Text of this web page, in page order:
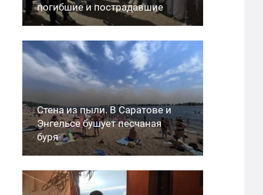
погибшие и пострадавшие
Стена из пыли. В Саратове и
Энгельсе бушует песчаная
буря